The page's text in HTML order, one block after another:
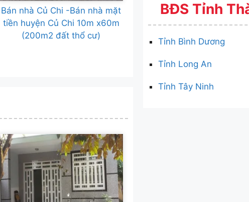
Bán nhà Củ Chi -Bán nhà mặt
tiền huyện Củ Chi 10m x60m
(200m2 đất thổ cư)
BĐS Tỉnh
Tỉnh Bình Dương
Tỉnh Long An
Tỉnh Tây Ninh